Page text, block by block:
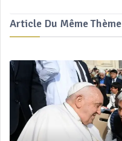
Article Du Même Thème